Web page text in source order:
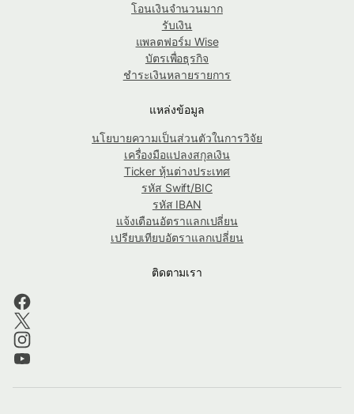
โอนเงินจำนวนมาก
รับเงิน
แพลตฟอร์ม Wise
บัตรเพื่อธุรกิจ
ชำระเงินหลายรายการ
แหล่งข้อมูล
นโยบายความเป็นส่วนตัวในการวิจัย
เครื่องมือแปลงสกุลเงิน
Ticker หุ้นต่างประเทศ
รหัส Swift/BIC
รหัส IBAN
แจ้งเตือนอัตราแลกเปลี่ยน
เปรียบเทียบอัตราแลกเปลี่ยน
ติดตามเรา